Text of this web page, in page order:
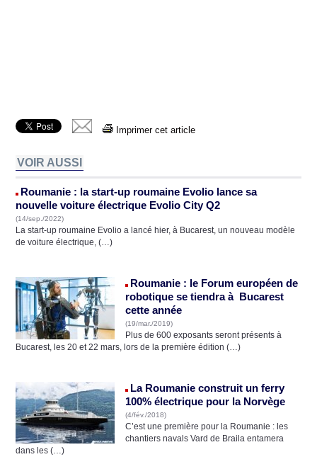
Imprimer cet article
VOIR AUSSI
Roumanie : la start-up roumaine Evolio lance sa
nouvelle voiture électrique Evolio City Q2
(14/sep./2022)
La start-up roumaine Evolio a lancé hier, à Bucarest, un nouveau modèle
de voiture électrique, (…)
Roumanie : le Forum européen de
robotique se tiendra à Bucarest
cette année
(19/mar./2019)
Plus de 600 exposants seront présents à
Bucarest, les 20 et 22 mars, lors de la première édition (…)
La Roumanie construit un ferry
100% électrique pour la Norvège
(4/fév./2018)
C’est une première pour la Roumanie : les
chantiers navals Vard de Braila entamera
dans les (…)